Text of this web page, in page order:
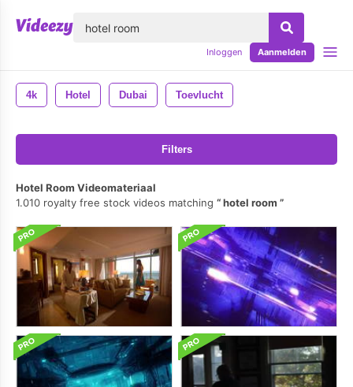
Inloggen Aanmelden
4k Hotel Dubai Toevlucht
Filters
Hotel Room Videomateriaal
1.010 royalty free stock videos matching
hotel room